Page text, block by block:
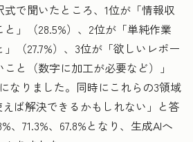
で聞いたところ、1位が「情報収
」（28.5%）、2位が「単純作業
（27.7%）、3位が「欲しいレポー
と（数字に加工が必要など）」
になりました。同時にこれらの3領域
ば解決できるかもしれない」と答
、71.3%、67.8%となり、生成AIへ